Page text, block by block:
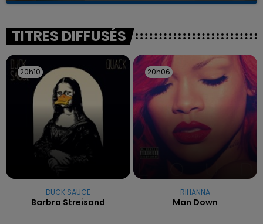
excuses.
TITRES DIFFUSÉS
20h10
20h10
DUCK SAUCE
Barbra Streisand
20h06
20h06
RIHANNA
Man Down